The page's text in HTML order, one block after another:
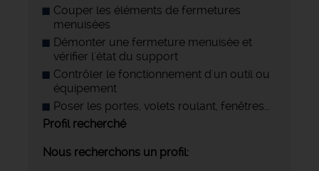
Couper les éléments de fermetures
menuisées
Démonter une fermeture menuisée et
vérifier l'état du support
Contrôler le fonctionnement d'un outil ou
équipement
Poser les portes, volets roulant, fenêtres…
Profil recherché
Nous recherchons un profil: